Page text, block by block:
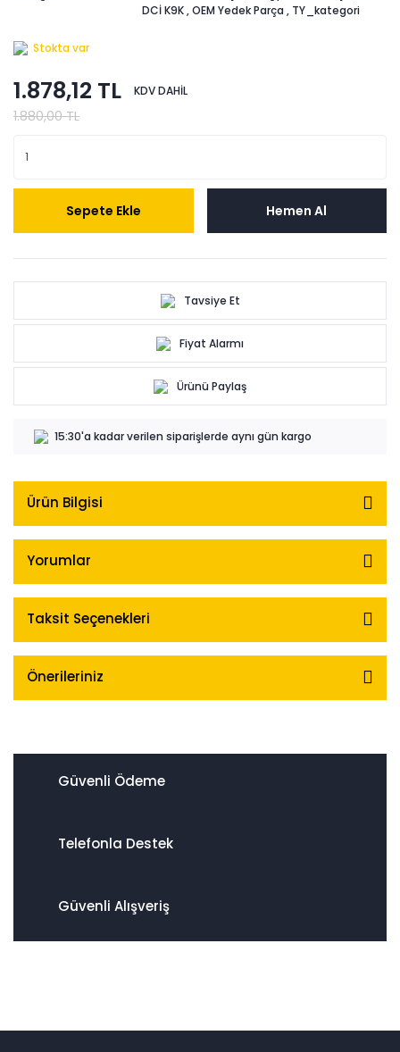
DCİ K9K,OEM Yedek Parça , TY_kategori
Stokta var
1.878,12 TL KDV DAHİL
1.880,00 TL
Sepete Ekle Hemen Al
Tavsiye Et
Fiyat Alarmı
Ürünü Paylaş
15:30'a kadar verilen siparişlerde aynı gün kargo
Ürün Bilgisi
Yorumlar
Taksit Seçenekleri
Önerileriniz
Güvenli Ödeme
Telefonla Destek
Güvenli Alışveriş